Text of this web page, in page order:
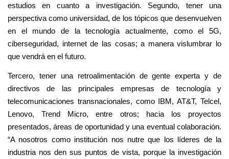
estudios en cuanto a investigación. Segundo, tener una
perspectiva como universidad, de los tópicos que desenvuelven
en el mundo de la tecnología actualmente, como el 5G,
ciberseguridad, internet de las cosas; a manera vislumbrar lo
que vendrá en el futuro.
Tercero, tener una retroalimentación de gente experta y de
directivos de las principales empresas de tecnología y
telecomunicaciones transnacionales, como IBM, AT&T, Telcel,
Lenovo, Trend Micro, entre otros; hacia los proyectos
presentados, áreas de oportunidad y una eventual colaboración.
“A nosotros como institución nos nutre que los líderes de la
industria nos den sus puntos de vista, porque la investigación